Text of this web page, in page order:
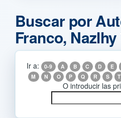
Buscar por
Franco,
Ir a: 0-9 A B C D E
M
N O P Q R S T
O introducir las